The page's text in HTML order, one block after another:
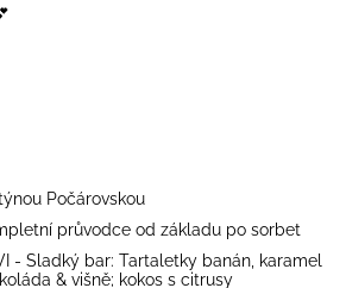
Počárovskou
průvodce od základu po sorbet
- Sladký bar: Tartaletky banán, karamel
& višně; kokos s citrusy